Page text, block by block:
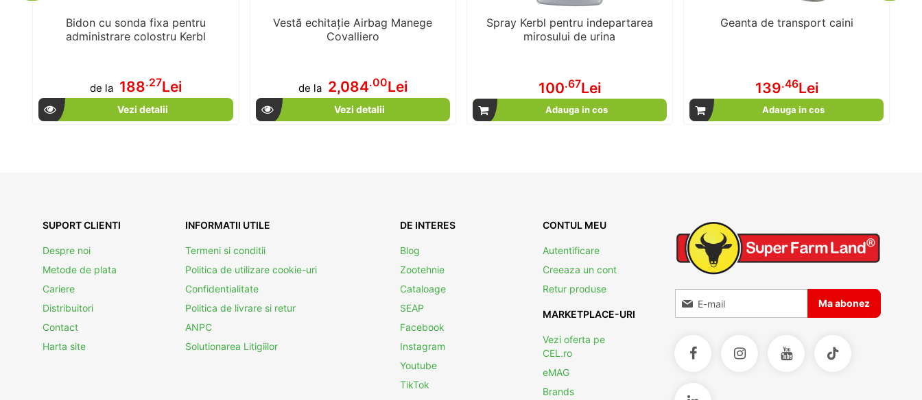
Bidon cu sonda fixa pentru
administrare colostru Kerbl
de la 188.27Lei
Vezi detalii
Vestă echitație Airbag Manege
Covalliero
de la 2,084.00Lei
Vezi detalii
Spray Kerbl pentru indepartarea
mirosului de urina
100.67Lei
Adauga in cos
Geanta de transport caini
139.46Lei
Adauga in cos
SUPORT CLIENTI
Despre noi
Metode de plata
Cariere
Distribuitori
Contact
Harta site
INFORMATII UTILE
Termeni si conditii
Politica de utilizare cookie-uri
Confidentialitate
Politica de livrare si retur
ANPC
Solutionarea Litigiilor
DE INTERES
Blog
Zootehnie
Cataloage
SEAP
Facebook
Instagram
Youtube
TikTok
CONTUL MEU
Autentificare
Creeaza un cont
Retur produse
MARKETPLACE-URI
Vezi oferta pe
CEL.ro
eMAG
Brands
Inscrieti-va la Buletinele noastre informative
Ma abonez